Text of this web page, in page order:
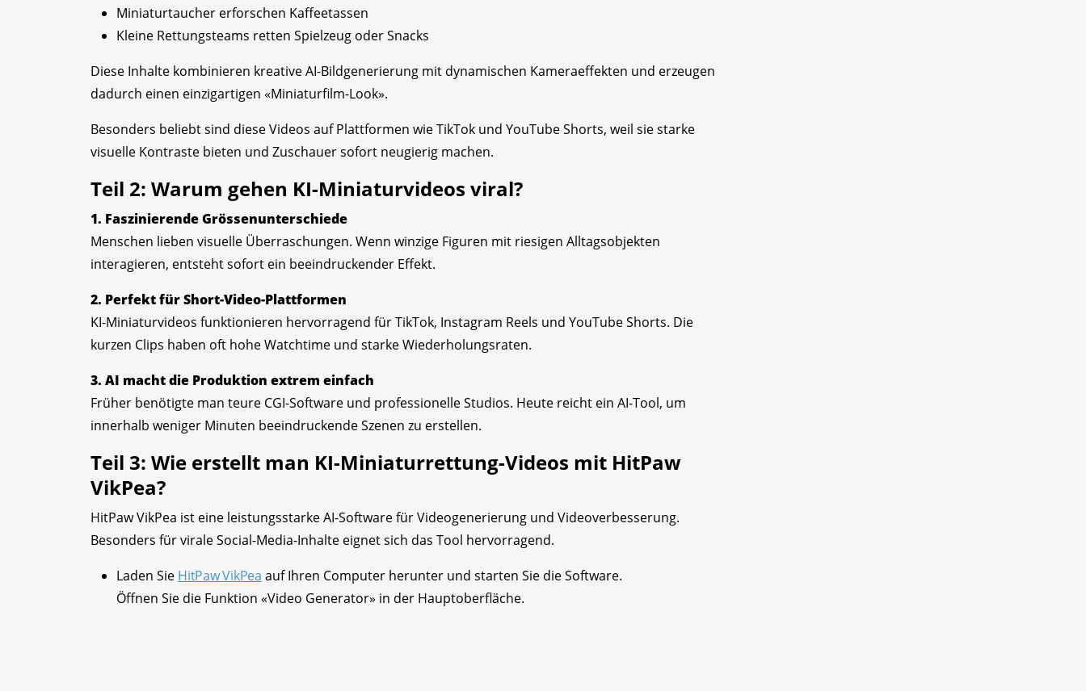
Miniaturtaucher erforschen Kaffeetassen
Kleine Rettungsteams retten Spielzeug oder Snacks
Diese Inhalte kombinieren kreative AI-Bildgenerierung mit dynamischen Kameraeffekten und erzeugen
dadurch einen einzigartigen «Miniaturfilm-Look».
Besonders beliebt sind diese Videos auf Plattformen wie TikTok und YouTube Shorts, weil sie starke
visuelle Kontraste bieten und Zuschauer sofort neugierig machen.
Teil 2: Warum gehen KI-Miniaturvideos viral?
1. Faszinierende Grössenunterschiede
Menschen lieben visuelle Überraschungen. Wenn winzige Figuren mit riesigen Alltagsobjekten
interagieren, entsteht sofort ein beeindruckender Effekt.
2. Perfekt für Short-Video-Plattformen
KI-Miniaturvideos funktionieren hervorragend für TikTok, Instagram Reels und YouTube Shorts. Die
kurzen Clips haben oft hohe Watchtime und starke Wiederholungsraten.
3. AI macht die Produktion extrem einfach
Früher benötigte man teure CGI-Software und professionelle Studios. Heute reicht ein AI-Tool, um
innerhalb weniger Minuten beeindruckende Szenen zu erstellen.
Teil 3: Wie erstellt man KI-Miniaturrettung-Videos mit HitPaw
VikPea?
HitPaw VikPea ist eine leistungsstarke AI-Software für Videogenerierung und Videoverbesserung.
Besonders für virale Social-Media-Inhalte eignet sich das Tool hervorragend.
Laden Sie HitPaw VikPea auf Ihren Computer herunter und starten Sie die Software.
Öffnen Sie die Funktion «Video Generator» in der Hauptoberfläche.